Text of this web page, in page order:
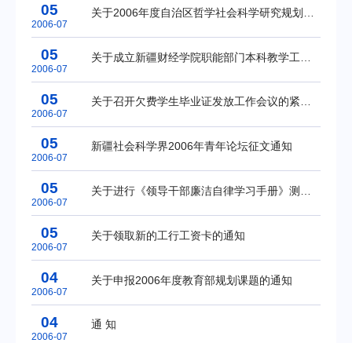
05
2006-07
05
2006-07
05
2006-07
关于召开欠费学生毕业证发放工作会议的紧急通知
05
2006-07
新疆社会科学界2006年青年论坛征文通知
05
2006-07
05
2006-07
关于领取新的工行工资卡的通知
04
2006-07
关于申报2006年度教育部规划课题的通知
04
2006-07
通 知